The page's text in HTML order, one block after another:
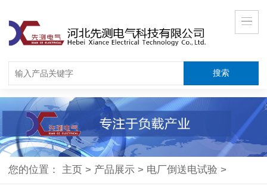
您的位置： 主页 > 产品展示 > 电厂倒送电试验 >